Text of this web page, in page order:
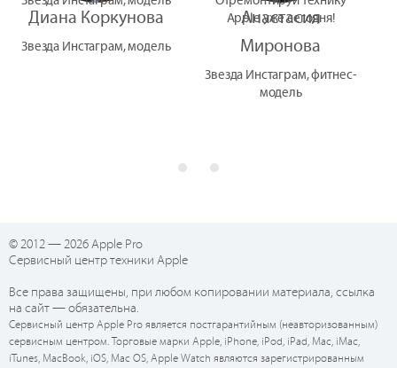
Диана Коркунова
Звезда Инстаграм, модель
Анастасия
Миронова
Звезда Инстаграм, фитнес-
модель
Apple уже сегодня!
© 2012 — 2026 Apple Pro
Сервисный центр техники Apple
Все права защищены, при любом копировании материала, ссылка
на сайт — обязательна.
Сервисный центр Apple Pro является постгарантийным (неавторизованным)
сервисным центром. Торговые марки Apple, iPhone, iPod, iPad, Mac, iMac,
iTunes, MacBook, iOS, Mac OS, Apple Watch являются зарегистрированным